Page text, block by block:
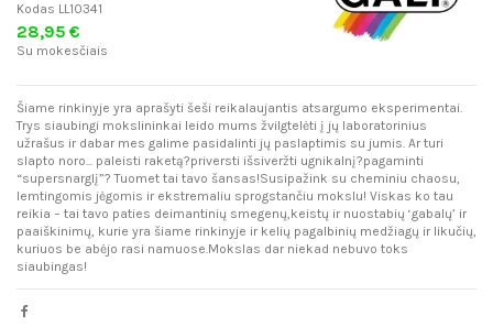
Kodas LL10341
28,95 €
Su mokesčiais
Šiame rinkinyje yra aprašyti šeši reikalaujantis atsargumo eksperimentai.
Trys siaubingi mokslininkai leido mums žvilgtelėti į jų laboratorinius
užrašus ir dabar mes galime pasidalinti jų paslaptimis su jumis. Ar turi
slapto noro... paleisti raketą?priversti išsiveržti ugnikalnį?pagaminti
“supersnarglį”? Tuomet tai tavo šansas!Susipažink su cheminiu chaosu,
lemtingomis jėgomis ir ekstremaliu sprogstančiu mokslu! Viskas ko tau
reikia – tai tavo paties deimantinių smegenų,keistų ir nuostabių ‘gabalų’ ir
paaiškinimų, kurie yra šiame rinkinyje ir kelių pagalbinių medžiagų ir likučių,
kuriuos be abėjo rasi namuose.Mokslas dar niekad nebuvo toks
siaubingas!